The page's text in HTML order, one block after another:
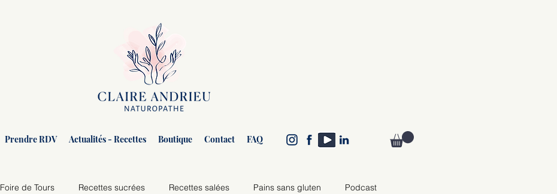
Prendre RDV Actualités - Recettes Boutique Contact FAQ
Foire de Tours Recettes sucrées Recettes salées Pains sans gluten Podcast